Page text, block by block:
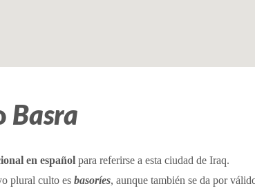
Basra
en español para referirse a esta ciudad de Iraq.
plural culto es basoríes, aunque también se da por